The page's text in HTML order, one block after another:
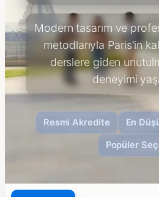
Modern tasarım ve
metodlarıyla Paris'in
derslere giden
deneyimi
Resmi Akredite En
Popüler